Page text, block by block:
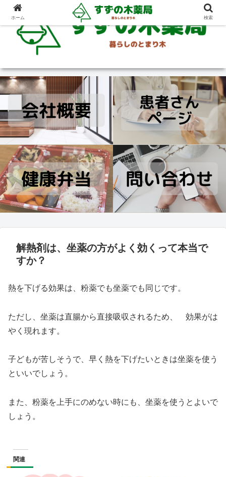
解熱剤は、坐薬の方がよく効くって本当で
すか？
熱を下げる効果は、粉薬でも坐薬でも同じです。
ただし、坐薬は直腸から直接吸収されるため、 効果がは
やく現れます。
子どもが苦しそうで、早く熱を下げたいときは坐薬を使う
といいでしょう。
また、粉薬を上手にのめない時にも、坐薬を使うとよいで
しょう。
関連
ホーム 検索